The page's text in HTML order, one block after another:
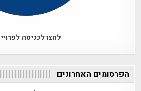
לחצו לכניסה
הפרסומים האחרונים